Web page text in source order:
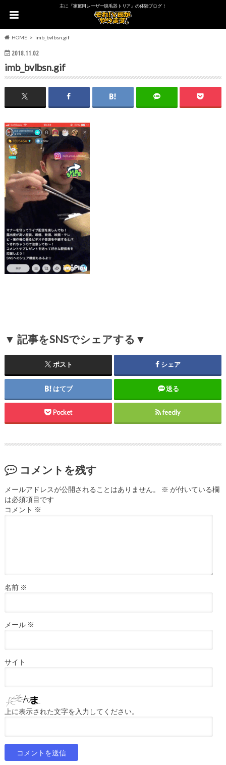
主に『家庭用レーザー脱毛器トリア』の体験ブログ！
HOME imb_bvlbsn.gif
2018.11.02
imb_bvlbsn.gif
▼ 記事をSNSでシェアする▼
ポスト シェア
はてブ 送る
Pocket feedly
コメントを残す
メールアドレスが公開されることはありません。 ※ が付いている欄
は必須項目です
コメント ※
名前 ※
メール ※
サイト
上に表示された文字を入力してください。